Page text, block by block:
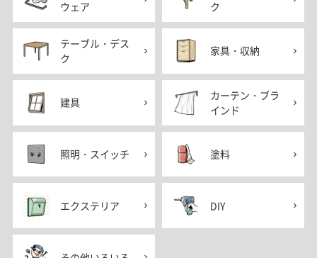
ウェア
ク
テーブル・デス
ク
家具・収納
建具
カーテン・ブラ
インド
照明・スイッチ 塗料
エクステリア DIY